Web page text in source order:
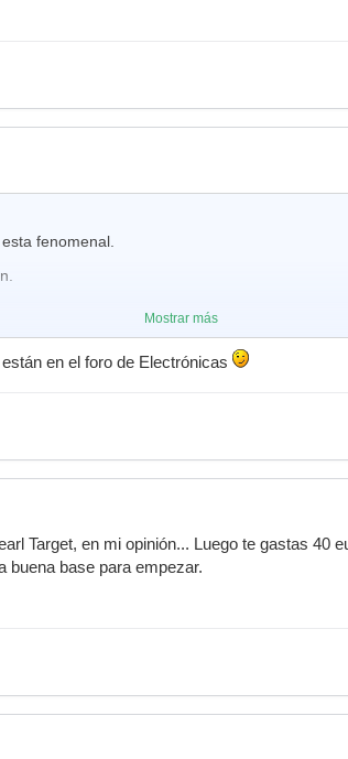
fenomenal.
Mostrar más
en el foro de Electrónicas
Target, en mi opinión... Luego te gastas 40
buena base para empezar.